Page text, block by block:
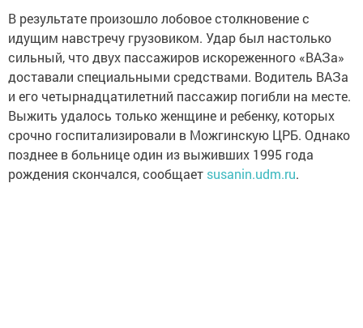
В результате произошло лобовое столкновение с
идущим навстречу грузовиком. Удар был настолько
сильный, что двух пассажиров искореженного «ВАЗа»
доставали специальными средствами. Водитель ВАЗа
и его четырнадцатилетний пассажир погибли на месте.
Выжить удалось только женщине и ребенку, которых
срочно госпитализировали в Можгинскую ЦРБ. Однако
позднее в больнице один из выживших 1995 года
рождения скончался, сообщает susanin.udm.ru.